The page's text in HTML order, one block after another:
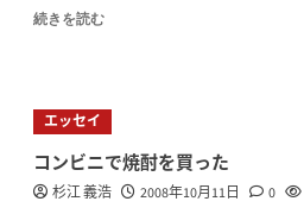
続きを読む
エッセイ
コンビニで焼酎を買った
杉江 義浩 2008年10月11日 0